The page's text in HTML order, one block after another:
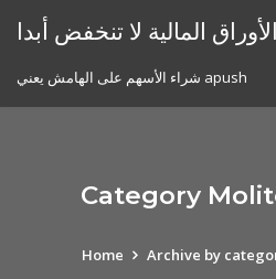
المالية لا تنخفض أبدا
شراء الأسهم على الهامش يعني apush
Category
Home Archive by